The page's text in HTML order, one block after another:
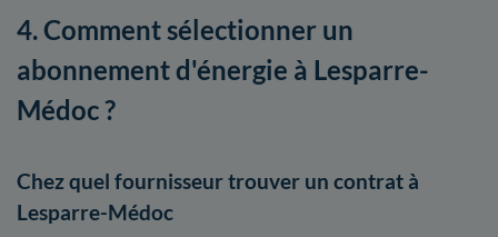
4. Comment sélectionner un
abonnement d'énergie à Lesparre-
Médoc ?
Chez quel fournisseur trouver un contrat à
Lesparre-Médoc